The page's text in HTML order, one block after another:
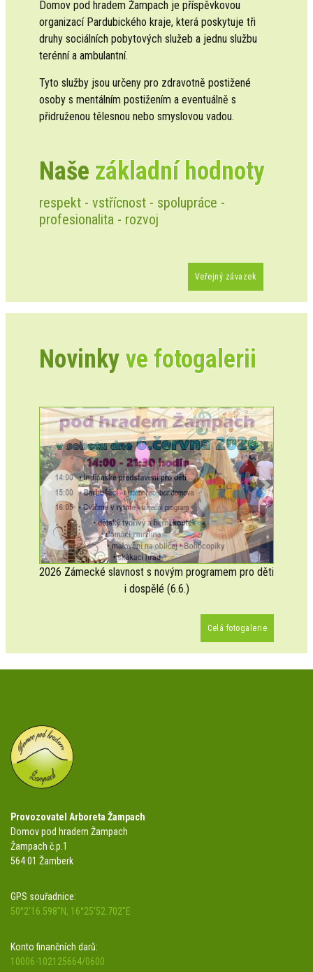
Domov pod hradem Žampach je příspěvkovou
organizací Pardubického kraje, která poskytuje tři
druhy sociálních pobytových služeb a jednu službu
terénní a ambulantní.
Tyto služby jsou určeny pro zdravotně postižené
osoby s mentálním postižením a eventuálně s
přidruženou tělesnou nebo smyslovou vadou.
Naše základní hodnoty
respekt - vstřícnost - spolupráce -
profesionalita - rozvoj
Veřejný závazek
Novinkyve fotogalerii
Previous Next
2026 Zámecké slavnost s novým programem pro děti
i dospělé (6.6.)
Celá fotogalerie
Provozovatel Arboreta Žampach
Domov pod hradem Žampach
Žampach č.p.1
564 01 Žamberk
GPS souřadnice:
50°2'16.598"N, 16°25'52.702"E
Konto finančních darů:
10006-102125664/0600